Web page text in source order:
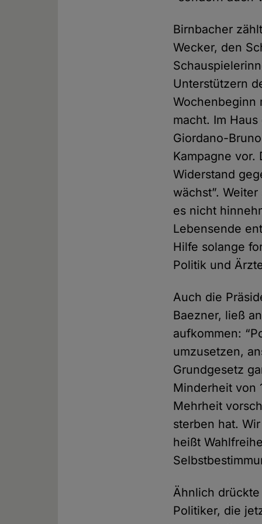
Birnbacher
Wecker, den
Unterstützern
Wochenbeginn
macht. Im
Giordano-
Kampagne vor.
Widerstand
wächst”.
es nicht
Lebensende
Hilfe solange
Politik und
Auch die
Baezner, ließ
aufkommen:
umzusetzen,
Grundgesetz
Minderheit von
Mehrheit
sterben hat.
heißt
Ähnlich
Politiker, die